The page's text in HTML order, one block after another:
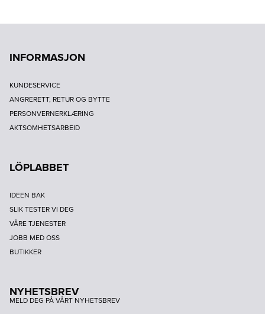
INFORMASJON
KUNDESERVICE
ANGRERETT, RETUR OG BYTTE
PERSONVERNERKLÆRING
AKTSOMHETSARBEID
LÖPLABBET
IDEEN BAK
SLIK TESTER VI DEG
VÅRE TJENESTER
JOBB MED OSS
BUTIKKER
NYHETSBREV
MELD DEG PÅ VÅRT NYHETSBREV